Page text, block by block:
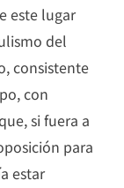
este lugar
del
consistente
con
si fuera a
para
estar